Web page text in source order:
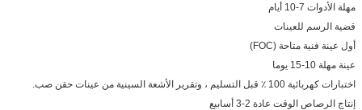
مهلة الأدوات 7-10 أيام
قضية الرسم للعينات
أول عينة فنية متاحة (FOC)
عينة مهلة 10-15 يوما
اختبارات كهربائية 100 ٪ قبل التسليم ، وتقرير الأشعة السينية من عينات حقن صب.
إنتاج الرصاص الوقت عادة 2-3 أسابيع